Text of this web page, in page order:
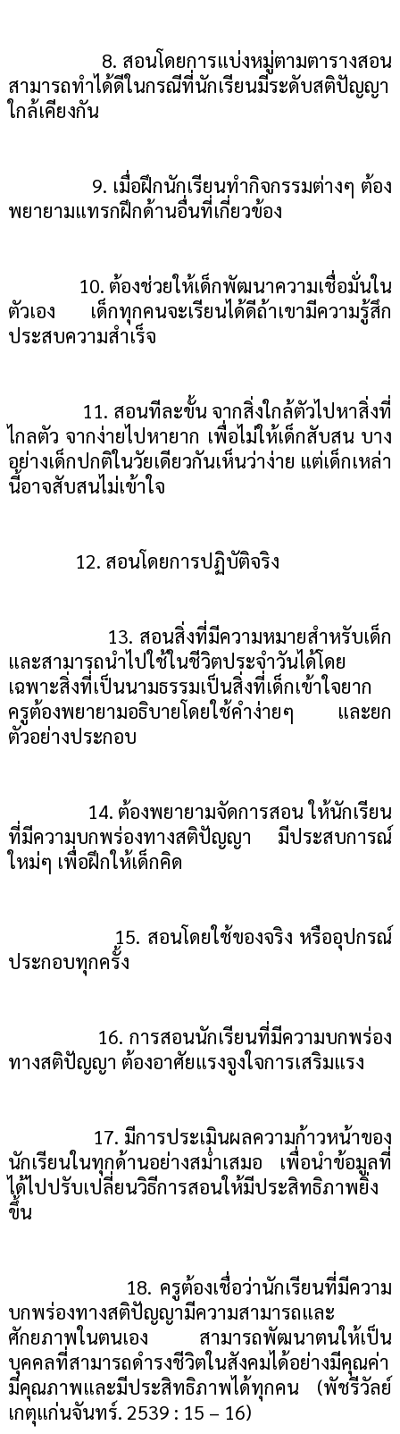
8. สอนโดยการแบ่งหมู่ตามตารางสอน
สามารถทำได้ดีในกรณีที่นักเรียนมีระดับสติปัญญา
ใกล้เคียงกัน
9. เมื่อฝึกนักเรียนทำกิจกรรมต่างๆ ต้อง
พยายามแทรกฝึกด้านอื่นที่เกี่ยวข้อง
10. ต้องช่วยให้เด็กพัฒนาความเชื่อมั่นใน
ตัวเอง เด็กทุกคนจะเรียนได้ดีถ้าเขามีความรู้สึก
ประสบความสำเร็จ
11. สอนทีละขั้น จากสิ่งใกล้ตัวไปหาสิ่งที่
ไกลตัว จากง่ายไปหายาก เพื่อไม่ให้เด็กสับสน บาง
อย่างเด็กปกติในวัยเดียวกันเห็นว่าง่าย แต่เด็กเหล่า
นี้อาจสับสนไม่เข้าใจ
12. สอนโดยการปฏิบัติจริง
13. สอนสิ่งที่มีความหมายสำหรับเด็ก
และสามารถนำไปใช้ในชีวิตประจำวันได้โดย
เฉพาะสิ่งที่เป็นนามธรรมเป็นสิ่งที่เด็กเข้าใจยาก
ครูต้องพยายามอธิบายโดยใช้คำง่ายๆ และยก
ตัวอย่างประกอบ
14. ต้องพยายามจัดการสอน ให้นักเรียน
ที่มีความบกพร่องทางสติปัญญา มีประสบการณ์
ใหม่ๆ เพื่อฝึกให้เด็กคิด
15. สอนโดยใช้ของจริง หรืออุปกรณ์
ประกอบทุกครั้ง
16. การสอนนักเรียนที่มีความบกพร่อง
ทางสติปัญญา ต้องอาศัยแรงจูงใจการเสริมแรง
17. มีการประเมินผลความก้าวหน้าของ
นักเรียนในทุกด้านอย่างสม่ำเสมอ เพื่อนำข้อมูลที่
ได้ไปปรับเปลี่ยนวิธีการสอนให้มีประสิทธิภาพยิ่ง
ขึ้น
18. ครูต้องเชื่อว่านักเรียนที่มีความ
บกพร่องทางสติปัญญามีความสามารถและ
ศักยภาพในตนเอง สามารถพัฒนาตนให้เป็น
บุคคลที่สามารถดำรงชีวิตในสังคมได้อย่างมีคุณค่า
มีคุณภาพและมีประสิทธิภาพได้ทุกคน (พัชรีวัลย์
เกตุแก่นจันทร์. 2539 : 15 – 16)